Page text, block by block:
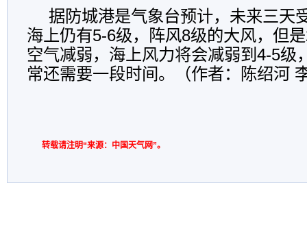
据防城港是气象台预计，未来三天
海上仍有5-6级，阵风8级的大风，但
空气减弱，海上风力将会减弱到4-5级
常还需要一段时间。（作者：陈绍河
转载请注明“来源：中国天气网”。